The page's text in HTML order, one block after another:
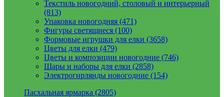
Текстиль новогодний, столовый и интерьерный
(813)
Упаковка новогодняя (471)
Фигуры светящиеся (100)
Формовые игрушки для елки (3658)
Цветы для елки (479)
Цветы и композиции новогодние (746)
Шары и наборы для елки (2858)
Электрогирлянды новогодние (154)
Пасхальная ярмарка (2805)